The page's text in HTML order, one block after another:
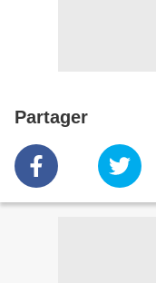
Partager